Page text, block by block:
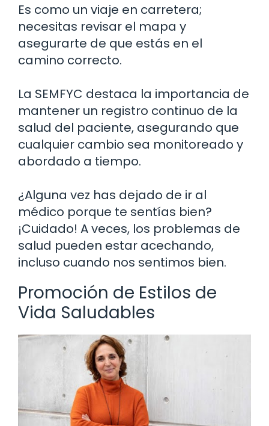
Es como un viaje en carretera;
necesitas revisar el mapa y
asegurarte de que estás en el
camino correcto.
La SEMFYC destaca la importancia de
mantener un registro continuo de la
salud del paciente, asegurando que
cualquier cambio sea monitoreado y
abordado a tiempo.
¿Alguna vez has dejado de ir al
médico porque te sentías bien?
¡Cuidado! A veces, los problemas de
salud pueden estar acechando,
incluso cuando nos sentimos bien.
Promoción de Estilos de
Vida Saludables